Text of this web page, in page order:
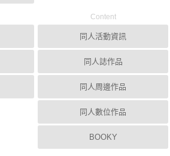
Content
同人活動資訊
同人誌作品
同人周邊作品
同人數位作品
BOOKY